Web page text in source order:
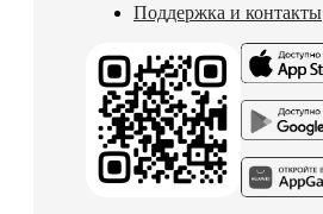
Поддержка и контакты